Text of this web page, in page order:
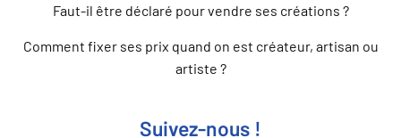
Faut-il être déclaré pour vendre ses créations ?
Comment fixer ses prix quand on est créateur, artisan ou
artiste ?
Suivez-nous !